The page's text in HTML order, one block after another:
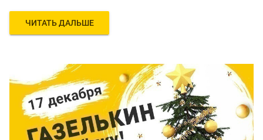
ЧИТАТЬ ДАЛЬШЕ